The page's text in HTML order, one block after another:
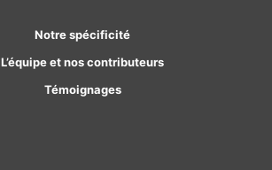
Notre spécificité
L’équipe et nos contributeurs
Témoignages